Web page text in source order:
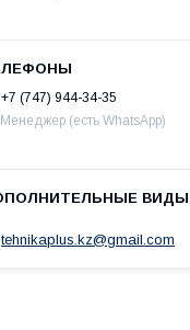
+7 (747) 944-34-35
Менеджер (есть WhatsApp)
tehnikaplus.kz@gmail.com